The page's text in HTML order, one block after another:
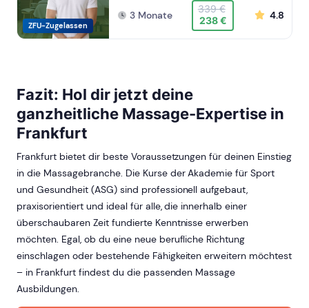
ZFU-Zugelassen
3 Monate
339 €
238 €
4.8
Fazit: Hol dir jetzt deine
ganzheitliche Massage-Expertise in
Frankfurt
Frankfurt bietet dir beste Voraussetzungen für deinen Einstieg
in die Massagebranche. Die Kurse der Akademie für Sport
und Gesundheit (ASG) sind professionell aufgebaut,
praxisorientiert und ideal für alle, die innerhalb einer
überschaubaren Zeit fundierte Kenntnisse erwerben
möchten. Egal, ob du eine neue berufliche Richtung
einschlagen oder bestehende Fähigkeiten erweitern möchtest
– in Frankfurt findest du die passenden Massage
Ausbildungen.